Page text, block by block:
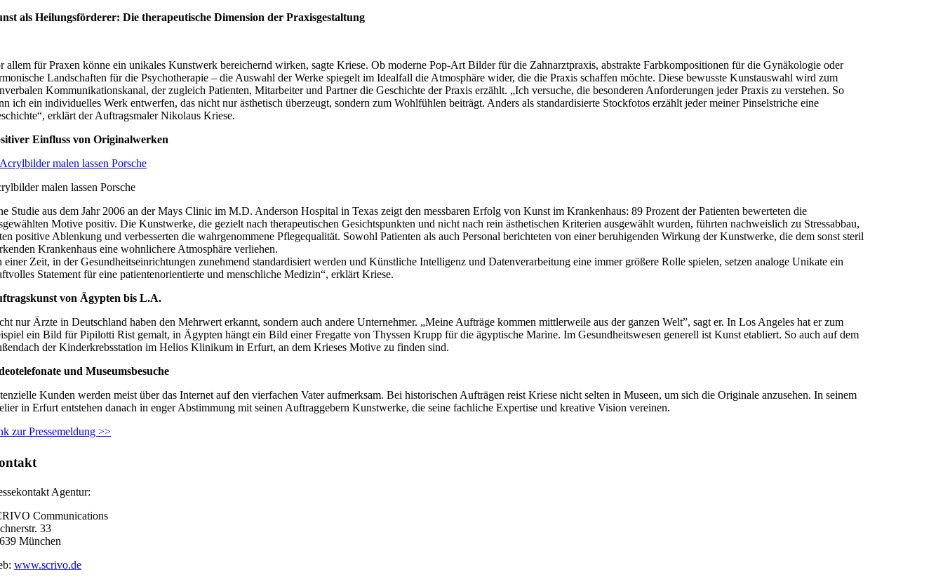
als Heilungsförderer: Die therapeutische Dimension der Praxisgestaltung
allem für Praxen könne ein unikales Kunstwerk bereichernd wirken, sagte Kriese. Ob moderne Pop-Art Bilder für die Zahnarztpraxis, abstrakte Farbkompositionen für die Gynäkologie oder
Landschaften für die Psychotherapie – die Auswahl der Werke spiegelt im Idealfall die Atmosphäre wider, die die Praxis schaffen möchte. Diese bewusste Kunstauswahl wird zum
Kommunikationskanal, der zugleich Patienten, Mitarbeiter und Partner die Geschichte der Praxis erzählt. „Ich versuche, die besonderen Anforderungen jeder Praxis zu verstehen. So
ich ein individuelles Werk entwerfen, das nicht nur ästhetisch überzeugt, sondern zum Wohlfühlen beiträgt. Anders als standardisierte Stockfotos erzählt jeder meiner Pinselstriche eine
erklärt der Auftragsmaler Nikolaus Kriese.
Einfluss von Originalwerken
malen lassen Porsche
Studie aus dem Jahr 2006 an der Mays Clinic im M.D. Anderson Hospital in Texas zeigt den messbaren Erfolg von Kunst im Krankenhaus: 89 Prozent der Patienten bewerteten die
Motive positiv. Die Kunstwerke, die gezielt nach therapeutischen Gesichtspunkten und nicht nach rein ästhetischen Kriterien ausgewählt wurden, führten nachweislich zu Stressabbau,
positive Ablenkung und verbesserten die wahrgenommene Pflegequalität. Sowohl Patienten als auch Personal berichteten von einer beruhigenden Wirkung der Kunstwerke, die dem sonst steril
Krankenhaus eine wohnlichere Atmosphäre verliehen.
einer Zeit, in der Gesundheitseinrichtungen zunehmend standardisiert werden und Künstliche Intelligenz und Datenverarbeitung eine immer größere Rolle spielen, setzen analoge Unikate ein
Statement für eine patientenorientierte und menschliche Medizin“, erklärt Kriese.
von Ägypten bis L.A.
nur Ärzte in Deutschland haben den Mehrwert erkannt, sondern auch andere Unternehmer. „Meine Aufträge kommen mittlerweile aus der ganzen Welt”, sagt er. In Los Angeles hat er zum
ein Bild für Pipilotti Rist gemalt, in Ägypten hängt ein Bild einer Fregatte von Thyssen Krupp für die ägyptische Marine. Im Gesundheitswesen generell ist Kunst etabliert. So auch auf dem
der Kinderkrebsstation im Helios Klinikum in Erfurt, an dem Krieses Motive zu finden sind.
und Museumsbesuche
Kunden werden meist über das Internet auf den vierfachen Vater aufmerksam. Bei historischen Aufträgen reist Kriese nicht selten in Museen, um sich die Originale anzusehen. In seinem
in Erfurt entstehen danach in enger Abstimmung mit seinen Auftraggebern Kunstwerke, die seine fachliche Expertise und kreative Vision vereinen.
zur Pressemeldung >>
Agentur:
Communications
33
München
www.scrivo.de